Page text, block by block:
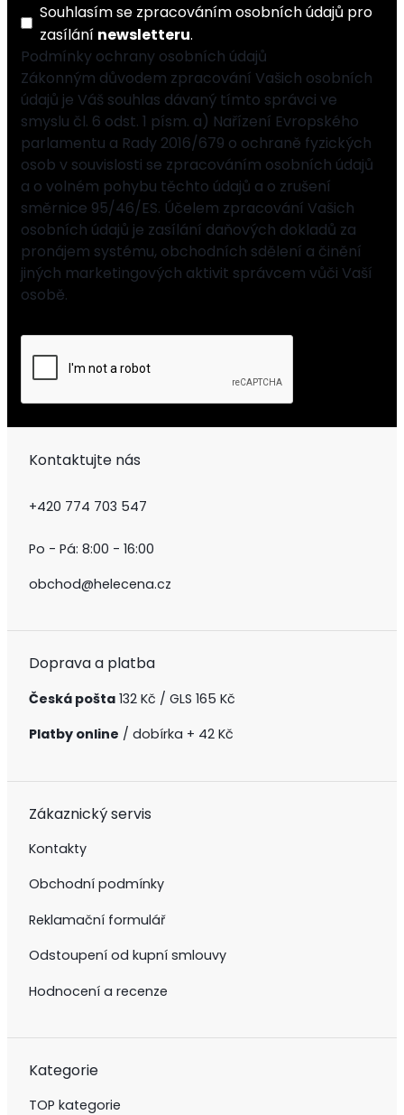
Souhlasím se zpracováním osobních údajů pro
zasílání newsletteru.
Podmínky ochrany osobních údajů
Zákonným důvodem zpracování Vašich osobních
údajů je Váš souhlas dávaný tímto správci ve
smyslu čl. 6 odst. 1 písm. a) Nařízení Evropského
parlamentu a Rady 2016/679 o ochraně fyzických
osob v souvislosti se zpracováním osobních údajů
a o volném pohybu těchto údajů a o zrušení
směrnice 95/46/ES. Účelem zpracování Vašich
osobních údajů je zasílání daňových dokladů za
pronájem systému, obchodních sdělení a činění
jiných marketingových aktivit správcem vůči Vaší
osobě.
Kontaktujte nás
+420 774 703 547
Po - Pá: 8:00 - 16:00
obchod@helecena.cz
Doprava a platba
Česká pošta 132 Kč / GLS 165 Kč
Platby online / dobírka + 42 Kč
Zákaznický servis
Kontakty
Obchodní podmínky
Reklamační formulář
Odstoupení od kupní smlouvy
Hodnocení a recenze
Kategorie
TOP kategorie